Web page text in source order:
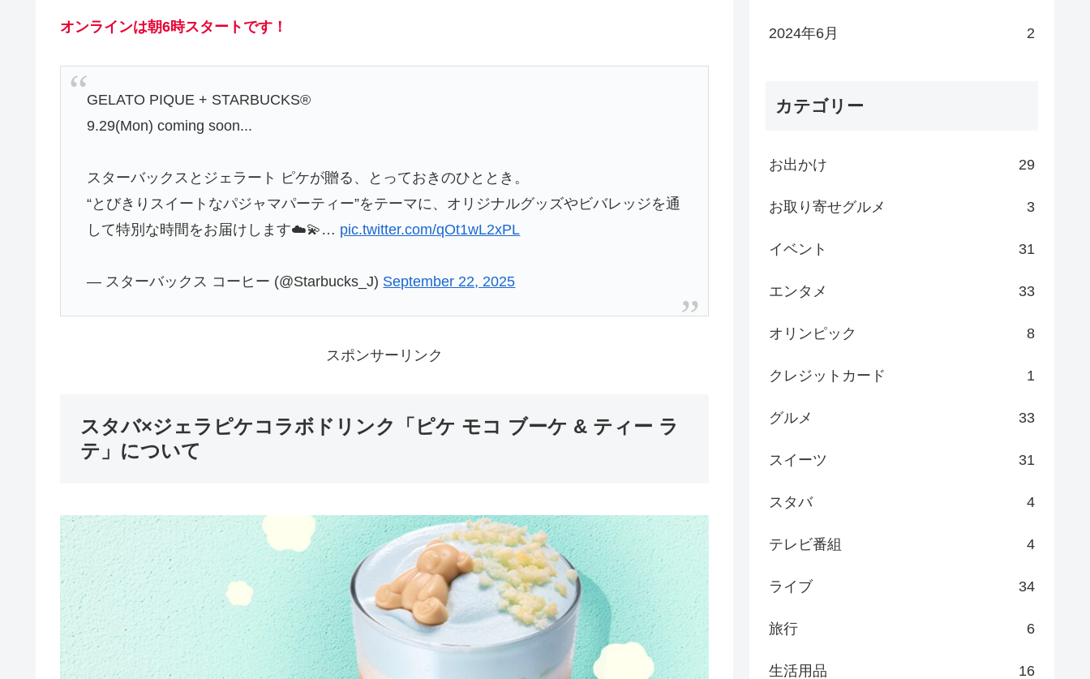
オンラインは朝6時スタートです！
GELATO PIQUE + STARBUCKS®
9.29(Mon) coming soon...
スターバックスとジェラート ピケが贈る、とっておきのひととき。
“とびきりスイートなパジャマパーティー”をテーマに、オリジナルグッズやビバレッジを通
して特別な時間をお届けします☁️💫… pic.twitter.com/qOt1wL2xPL
— スターバックス コーヒー (@Starbucks_J) September 22, 2025
スポンサーリンク
スタバ×ジェラピケコラボドリンク「ピケ モコ ブーケ & ティー ラ
テ」について
2024年6月 2
カテゴリー
お出かけ 29
お取り寄せグルメ 3
イベント 31
エンタメ 33
オリンピック 8
クレジットカード 1
グルメ 33
スイーツ 31
スタバ 4
テレビ番組 4
ライブ 34
旅行 6
生活用品 16